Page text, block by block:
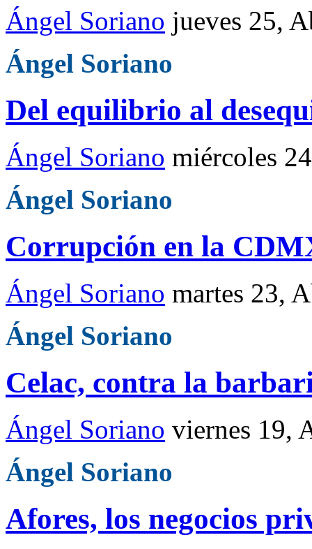
Ángel Soriano jueves 25,
Ángel Soriano
Del equilibrio al
Ángel Soriano miércoles
Ángel Soriano
Corrupción en la
Ángel Soriano martes 23,
Ángel Soriano
Celac, contra la
Ángel Soriano viernes 19,
Ángel Soriano
Afores, los negocios